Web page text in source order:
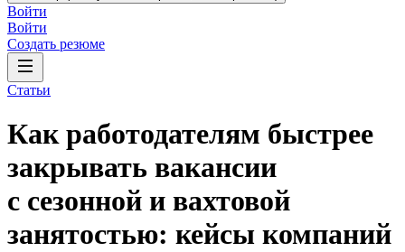
Войти
Войти
Создать резюме
Статьи
Как работодателям быстрее
закрывать вакансии
с сезонной и вахтовой
занятостью: кейсы компаний